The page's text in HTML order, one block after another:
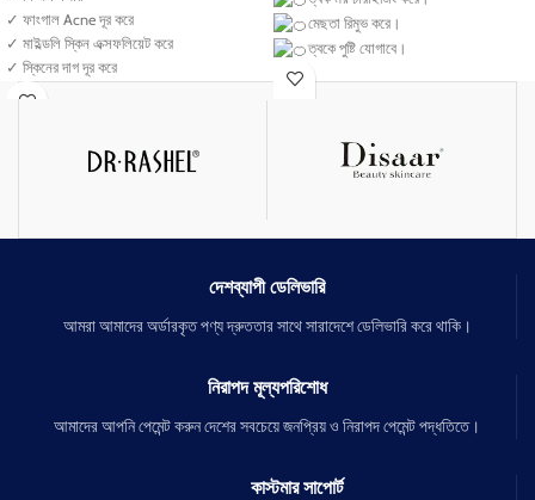
✓ ফাংগাল Acne দূর করে
✓ মাইল্ডলি স্কিন এক্সফলিয়েট করে
✓ স্কিনের দাগ দূর করে
✓ স্কিন ব্রাইট করে
মেছতা রিমুভ করে।
ত্বকে পুষ্টি যোগাবে।
বলিরেখা হ্রাস করে।
চোখের কালো দাগ দূর করে।
চোখের নিচের ফোলা কমায় ।
দেশব্যাপী ডেলিভারি
আমরা আমাদের অর্ডারকৃত পণ্য দ্রুততার সাথে সারাদেশে ডেলিভারি করে থাকি।
নিরাপদ মূল্যপরিশোধ
আমাদের আপনি পেমেন্ট করুন দেশের সবচেয়ে জনপ্রিয় ও নিরাপদ পেমেন্ট পদ্ধতিতে।
কাস্টমার সাপোর্ট